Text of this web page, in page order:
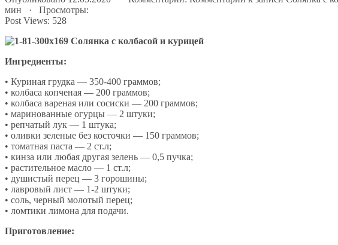
мин · Просмотры:
Post Views: 528
Ингредиенты:
• Куриная грудка — 350-400 граммов;
• колбаса копченая — 200 граммов;
• колбаса вареная или сосиски — 200 граммов;
• маринованные огурцы — 2 штуки;
• репчатый лук — 1 штука;
• оливки зеленые без косточки — 150 граммов;
• томатная паста — 2 ст.л;
• кинза или любая другая зелень — 0,5 пучка;
• растительное масло — 1 ст.л;
• душистый перец — 3 горошины;
• лавровый лист — 1-2 штуки;
• соль, черный молотый перец;
• ломтики лимона для подачи.
Приготовление: